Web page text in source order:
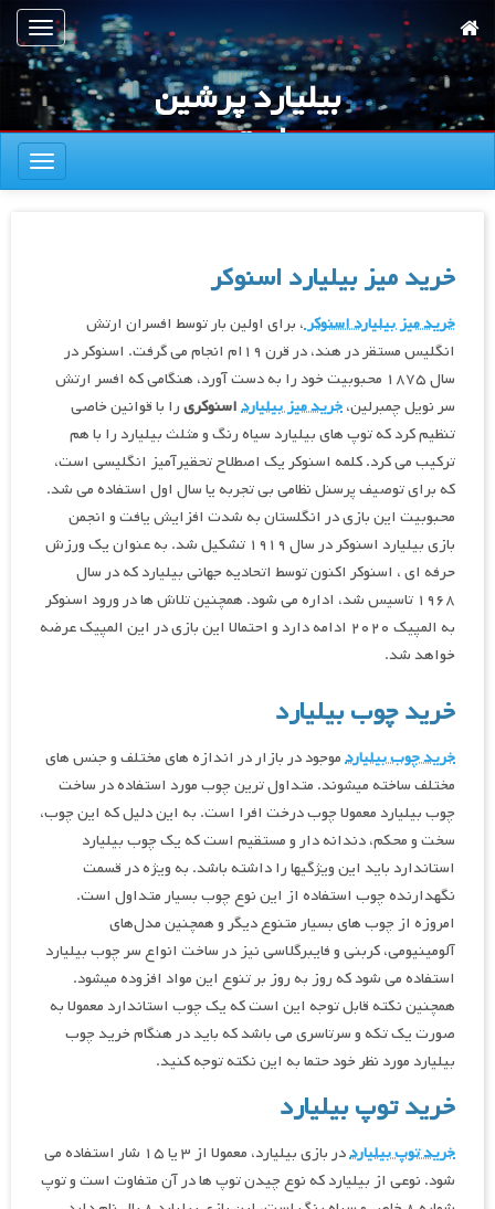
به
محتوای
اصلی
ناوبری
بیلیارد پرشین
استور
ناوبری
خرید میز بیلیارد اسنوکر
خرید میز بیلیارد اسنوکر، برای اولین بار توسط افسران ارتش
انگلیس مستقر در هند، در قرن ۱۹ام انجام می گرفت. اسنوکر در
سال ۱۸۷۵ محبوبیت خود را به دست آورد، هنگامی که افسر ارتش
سر نویل چمبرلین،خرید میز بیلیارداسنوکریرا با قوانین خاصی
تنظیم کرد که توپ های بیلیارد سیاه رنگ و مثلث بیلیارد را با هم
ترکیب می کرد. کلمه اسنوکر یک اصطلاح تحقیرآمیز انگلیسی است،
که برای توصیف پرسنل نظامی بی تجربه یا سال اول استفاده می شد.
محبوبیت این بازی در انگلستان به شدت افزایش یافت و انجمن
بازی بیلیارد اسنوکر در سال ۱۹۱۹ تشکیل شد. به عنوان یک ورزش
حرفه ای ، اسنوکر اکنون توسط اتحادیه جهانی بیلیارد که در سال
۱۹۶۸ تاسیس شد، اداره می شود. همچنین تلاش ها در ورود اسنوکر
به المپیک ۲۰۲۰ ادامه دارد و احتمالا این بازی در این المپیک عرضه
خواهد شد.
خرید چوب بیلیارد
خرید چوب بیلیاردموجود در بازار در اندازه های مختلف و جنس های
مختلف ساخته میشوند. متداول ترین چوب مورد استفاده در ساخت
چوب بیلیارد معمولا چوب درخت افرا است. به این دلیل که این چوب،
سخت و محکم، دندانه دار و مستقیم است که یک چوب بیلیارد
استاندارد باید این ویژگیها را داشته باشد. به ویژه در قسمت
نگهدارنده چوب استفاده از این نوع چوب بسیار متداول است.
امروزه از چوب های بسیار متنوع دیگر و همچنین مدل‌های
آلومینیومی، کربنی و فایبرگلاسی نیز در ساخت انواع سر چوب بیلیارد
استفاده می شود که روز به روز بر تنوع این مواد افزوده میشود.
همچنین نکته قابل توجه این است که یک چوب استاندارد معمولا به
صورت یک تکه و سرتاسری می باشد که باید در هنگام خرید چوب
بیلیارد مورد نظر خود حتما به این نکته توجه کنید.
خرید توپ بیلیارد
خرید توپ بیلیارد
در بازی بیلیارد، معمولا از ۳ یا ۱۵ شار استفاده می
شود. نوعی از بیلیارد که نوع چیدن توپ ها در آن متفاوت است و توپ